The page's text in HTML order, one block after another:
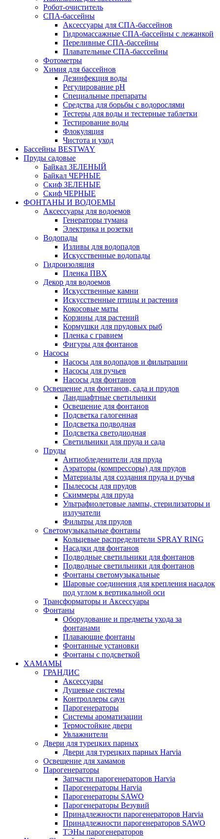
Робот-очиститель
СПА-бассейны
Аксессуары для СПА-бассейнов
Гидромассажные СПА-бассейны с лежанкой
Переливные СПА-бассейны
Плавательные СПА-басссейны
Фотометры
Химия для бассейнов
Дезинфекция воды
Регулирование pH
Специальные препараты
Средства для борьбы с водорослями
Тестеры для воды и тестерные таблетки
Тестирование воды
Флокуляция
Чистота и уход
Бассейны BESTWAY
Пруды садовые
Байкал ЗЕЛЕНЫЙ
Байкал ЧЕРНЫЕ
Скиф ЗЕЛЕНЫЕ
Скиф ЧЕРНЫЕ
ФОНТАНЫ И ВОДОЕМЫ
Аксессуары для водоемов
Генераторы тумана
Электрика и розетки
Водопады
Изливы для водопадов
Искусственные водопады
Гидроизоляция
Пленка ПВХ
Декор для водоемов
Искусственные камни
Искусственные птицы и растения
Кокосовые маты
Корзины для растений
Кормушки для прудовых рыб
Пленка с гравием
Фигуры для фонтанов
Насосы
Насосы для водопадов и фильтрации
Насосы для ручьев
Насосы для фонтанов
Освещение для фонтанов, сада и прудов
Ландшафтные светильники
Освещение для фонтанов
Подсветка галогенная
Подсветка подводная
Подсветка светодиодная
Светильники для пруда и сада
Пруды
Антиобледенители для пруда
Аэраторы (компрессоры) для прудов
Материалы для создания пруда и ручья
Пылесосы для прудов
Скиммеры для пруда
Ультрафиолетовые лампы, стерилизаторы и
излучатели
Фильтры для прудов
Светомузыкальные фонтаны
Кольцевые распределители SPRAY RING
Насадки для фонтанов
Подводные светильники для фонтанов
Подводные светильники для фонтанов
Фонтаны светомузыкальные
Шаровые соединения для крепления насадок
под углом к вертикальной оси
Трансформаторы и Аксессуары
Фонтаны
Оборудование и предметы ухода за
фонтанами
Плавающие фонтаны
Фонтанные установки
Фонтаны с подсветкой
ХАМАМЫ
ГРАНДИС
Аксессуары
Душевые системы
Контроллеры саун
Парогенераторы
Системы ароматизации
Термостойкие двери
Увлажнители
Двери для турецких парных
Двери для турецких парных Harvia
Освещение для хамамов
Парогенераторы
Запчасти парогенераторов Harvia
Парогенераторы Harvia
Парогенераторы SAWO
Парогенераторы Везувий
Принадлежности парогенераторов Harvia
Принадлежности парогенераторов SAWO
ТЭНы парогенераторов